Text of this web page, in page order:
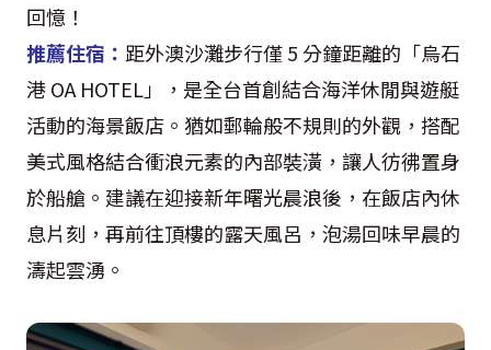
回憶！
推薦住宿： 距外澳沙灘步行僅 5 分鐘距離的「烏石
港 OA HOTEL」，是全台首創結合海洋休閒與遊艇
活動的海景飯店。猶如郵輪般不規則的外觀，搭配
美式風格結合衝浪元素的內部裝潢，讓人彷彿置身
於船艙。建議在迎接新年曙光晨浪後，在飯店內休
息片刻，再前往頂樓的露天風呂，泡湯回味早晨的
濤起雲湧。